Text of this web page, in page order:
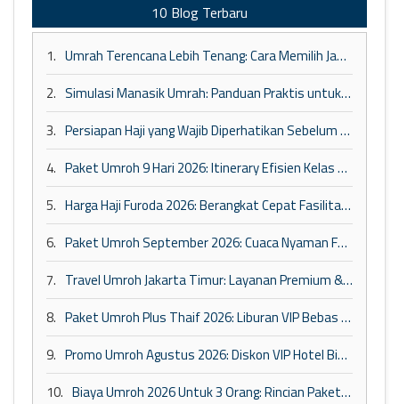
10 Blog Terbaru
1.
Umrah Terencana Lebih Tenang: Cara Memilih Jadwal dan Paket yang Tepat
2.
Simulasi Manasik Umrah: Panduan Praktis untuk Pemula
3.
Persiapan Haji yang Wajib Diperhatikan Sebelum Berangkat ke Tanah Suci
4.
Paket Umroh 9 Hari 2026: Itinerary Efisien Kelas Bisnis
5.
Harga Haji Furoda 2026: Berangkat Cepat Fasilitas Maktab VIP
6.
Paket Umroh September 2026: Cuaca Nyaman Fasilitas VIP
7.
Travel Umroh Jakarta Timur: Layanan Premium & Kepastian
8.
Paket Umroh Plus Thaif 2026: Liburan VIP Bebas Repot
9.
Promo Umroh Agustus 2026: Diskon VIP Hotel Bintang 5
10.
Biaya Umroh 2026 Untuk 3 Orang: Rincian Paket Keluarga VIP